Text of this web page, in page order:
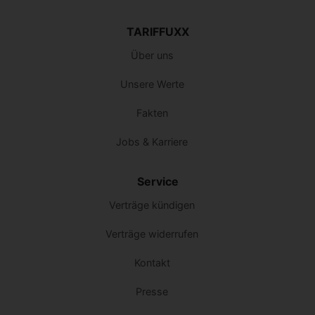
TARIFFUXX
Über uns
Unsere Werte
Fakten
Jobs & Karriere
Service
Verträge kündigen
Verträge widerrufen
Kontakt
Presse